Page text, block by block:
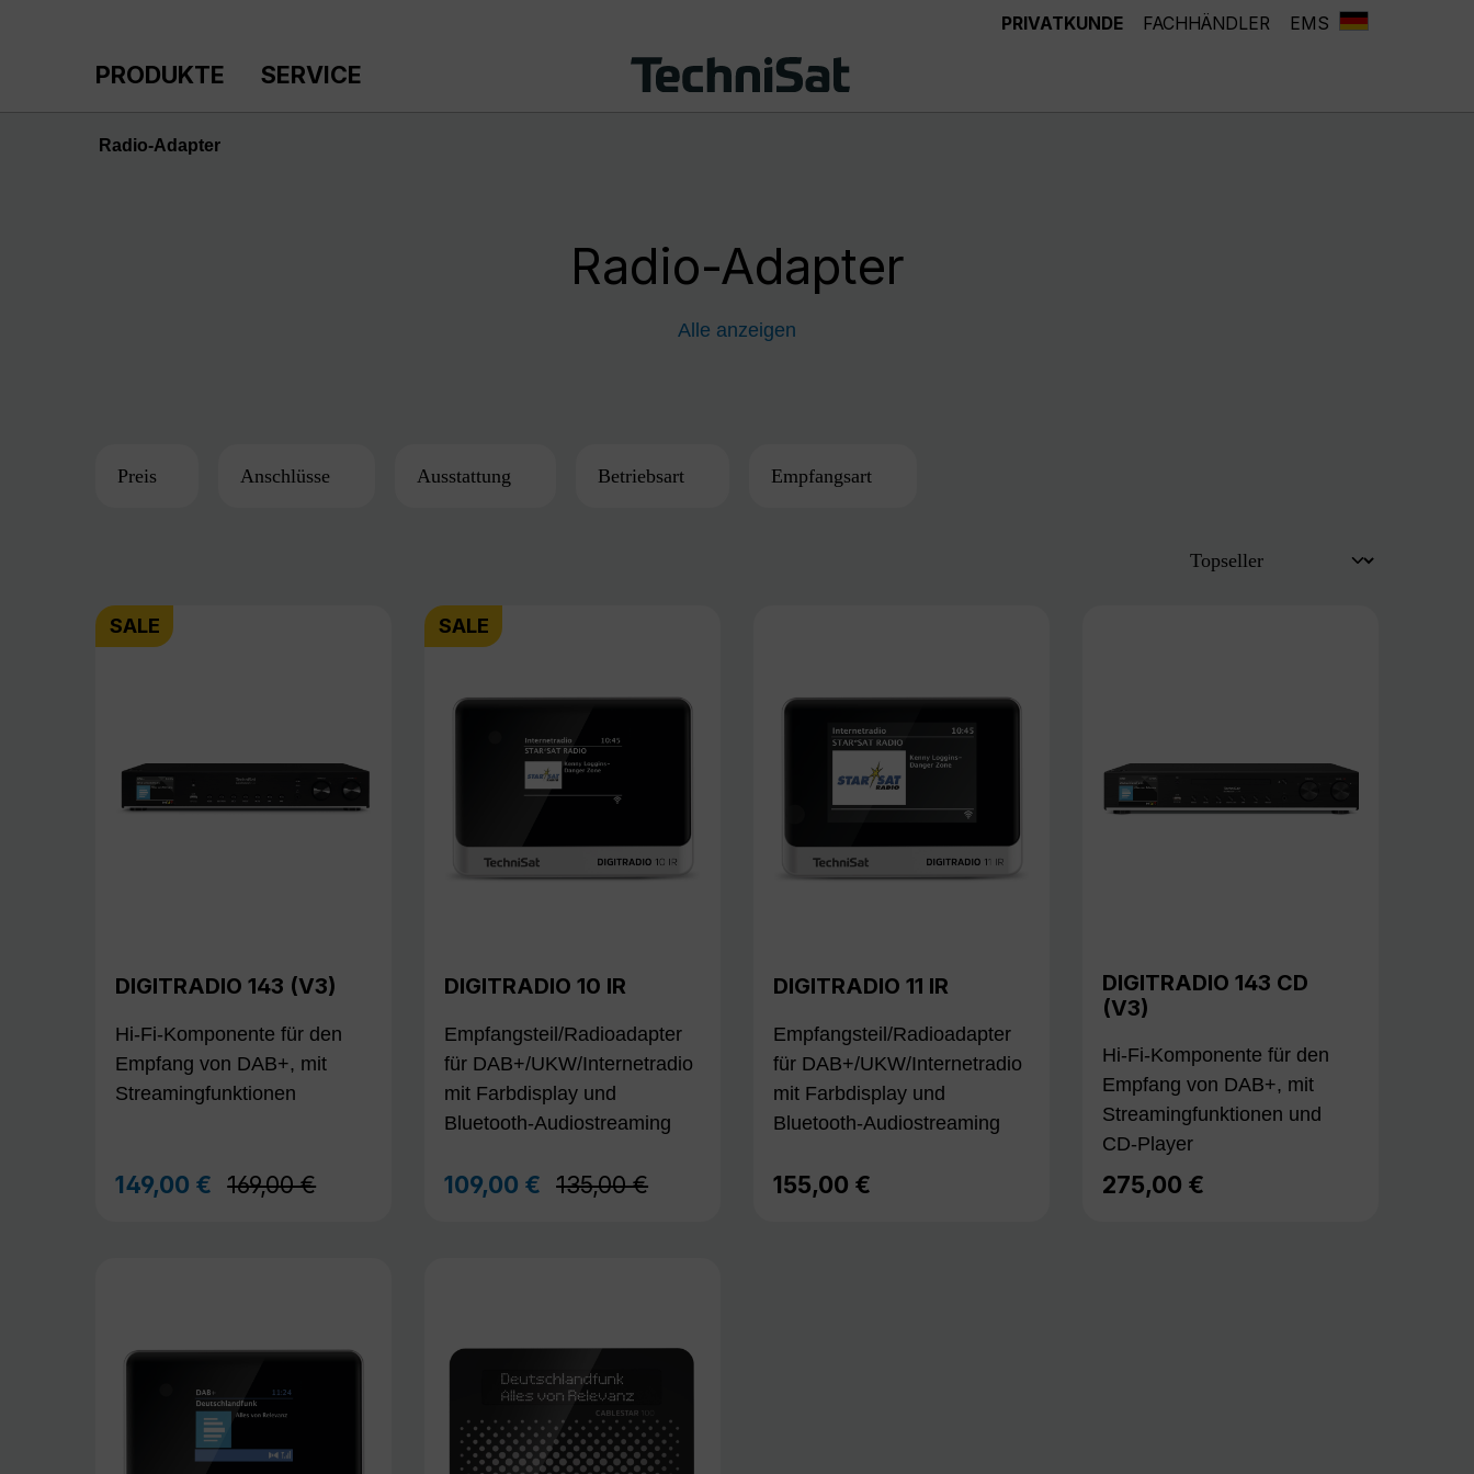
PRIVATKUNDE FACHHÄNDLER EMS
PRODUKTE SERVICE
Radio-Adapter
Radio-Adapter
Alle anzeigen
Preis Anschlüsse Ausstattung Betriebsart Empfangsart
SALE
DIGITRADIO 143 (V3)
Hi-Fi-Komponente für den
Empfang von DAB+, mit
Streamingfunktionen
Verkaufspreis:
149,00 € Regulärer Preis:
169,00 €
SALE
DIGITRADIO 10 IR
Empfangsteil/Radioadapter
für DAB+/UKW/Internetradio
mit Farbdisplay und
Bluetooth-Audiostreaming
Verkaufspreis:
109,00 € Regulärer Preis:
135,00 €
DIGITRADIO 11 IR
Empfangsteil/Radioadapter
für DAB+/UKW/Internetradio
mit Farbdisplay und
Bluetooth-Audiostreaming
Regulärer Preis:
155,00 €
DIGITRADIO 143 CD
(V3)
Hi-Fi-Komponente für den
Empfang von DAB+, mit
Streamingfunktionen und
CD-Player
Regulärer Preis:
275,00 €